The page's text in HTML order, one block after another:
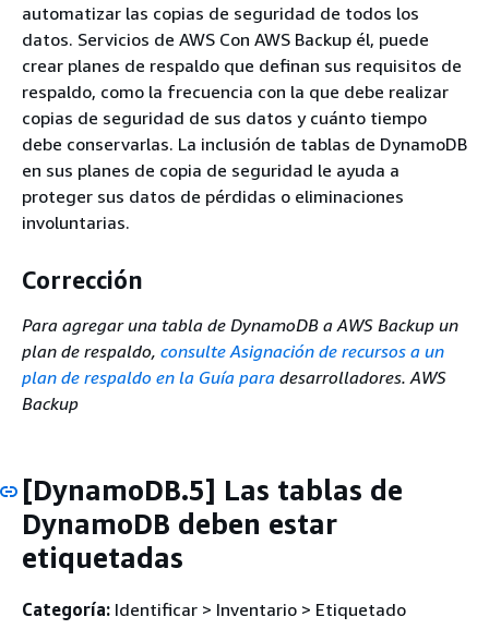
automatizar las copias de seguridad de todos los
datos. Servicios de AWS Con AWS Backup él, puede
crear planes de respaldo que definan sus requisitos de
respaldo, como la frecuencia con la que debe realizar
copias de seguridad de sus datos y cuánto tiempo
debe conservarlas. La inclusión de tablas de DynamoDB
en sus planes de copia de seguridad le ayuda a
proteger sus datos de pérdidas o eliminaciones
involuntarias.
Corrección
Para agregar una tabla de DynamoDB a AWS Backup un
plan de respaldo, consulte Asignación de recursos a un
plan de respaldo en la Guía para desarrolladores. AWS
Backup
[DynamoDB.5] Las tablas de
DynamoDB deben estar
etiquetadas
Categoría: Identificar > Inventario > Etiquetado